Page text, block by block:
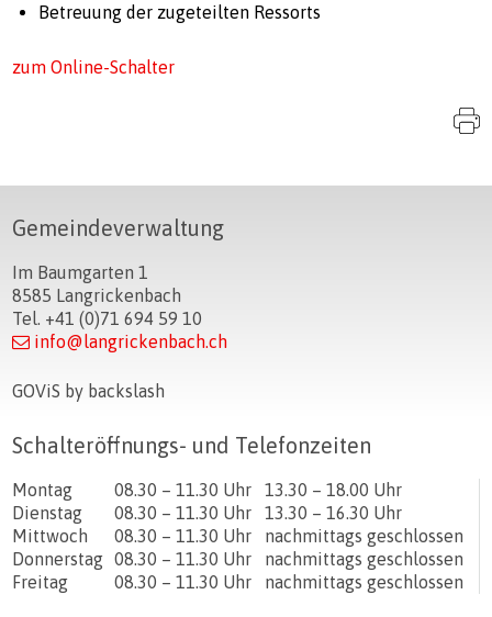
Betreuung der zugeteilten Ressorts
zum Online-Schalter
Footer
Gemeindeverwaltung
Im Baumgarten 1
8585 Langrickenbach
Tel. +41 (0)71 694 59 10
info@langrickenbach.ch
GOViS by backslash
Schalteröffnungs- und Telefonzeiten
TagÖffnungszeiten Vormittag Öffnungszeiten Nachmittag
Montag 08.30 – 11.30 Uhr
13.30 – 18.00 Uhr
Dienstag
08.30 – 11.30 Uhr
13.30 – 16.30 Uhr
Mittwoch
08.30 – 11.30 Uhr
nachmittags geschlossen
Donnerstag 08.30 – 11.30 Uhr
nachmittags geschlossen
Freitag
08.30 – 11.30 Uhr nachmittags geschlossen